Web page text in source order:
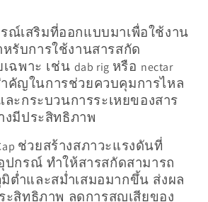
ณ์เสริมที่ออกแบบมาเพื่อใช้งาน
รับการใช้งานสารสกัด
เฉพาะ เช่น dab rig หรือ nectar
คัญในการช่วยควบคุมการไหล
ะกระบวนการระเหยของสาร
งมีประสิทธิภาพ
ช่วยสร้างสภาวะแรงดันที่
ปกรณ์ ทำให้สารสกัดสามารถ
ต่ำและสม่ำเสมอมากขึ้น ส่งผล
ะสิทธิภาพ ลดการสูญเสียของ